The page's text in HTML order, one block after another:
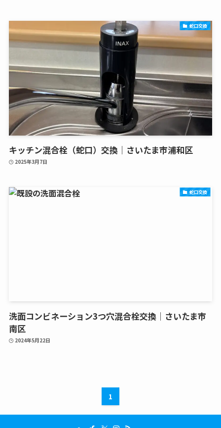
蛇口交換
キッチン混合栓（蛇口）交換｜さいたま市浦和区
2025年3月7日
蛇口交換
洗面コンビネーション3つ穴混合栓交換｜さいたま市
南区
2024年5月22日
1